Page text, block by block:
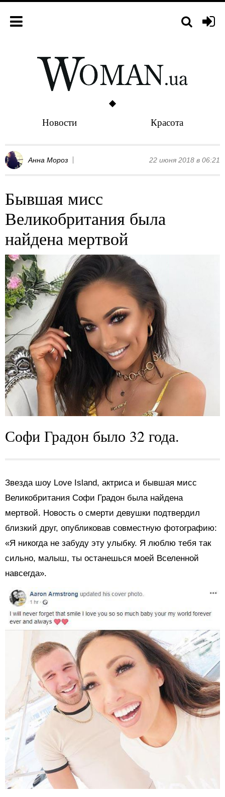
Новости Красота
Анна Мороз 22 июня 2018 в 06:21
Бывшая мисс
Великобритания была
найдена мертвой
Софи Градон было 32 года.
Звезда шоу Love Island, актриса и бывшая мисс
Великобритания Софи Градон была найдена
мертвой. Новость о смерти девушки подтвердил
близкий друг, опубликовав совместную фотографию:
«Я никогда не забуду эту улыбку. Я люблю тебя так
сильно, малыш, ты останешься моей Вселенной
навсегда».